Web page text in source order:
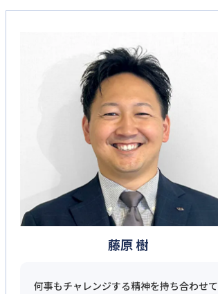
藤原 樹
何事もチャレンジする精神を持ち合わせて